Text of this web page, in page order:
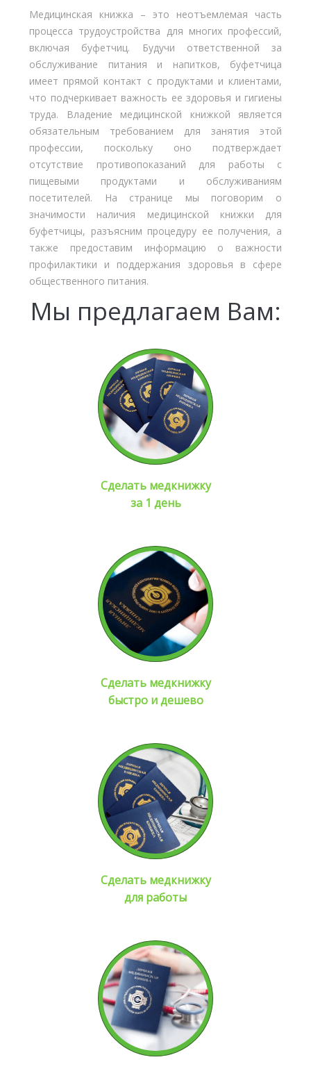
Медицинская книжка – это неотъемлемая часть
процесса трудоустройства для многих профессий,
включая буфетчиц. Будучи ответственной за
обслуживание питания и напитков, буфетчица
имеет прямой контакт с продуктами и клиентами,
что подчеркивает важность ее здоровья и гигиены
труда. Владение медицинской книжкой является
обязательным требованием для занятия этой
профессии, поскольку оно подтверждает
отсутствие противопоказаний для работы с
пищевыми продуктами и обслуживаниям
посетителей. На странице мы поговорим о
значимости наличия медицинской книжки для
буфетчицы, разъясним процедуру ее получения, а
также предоставим информацию о важности
профилактики и поддержания здоровья в сфере
общественного питания.
Мы предлагаем Вам:
Сделать медкнижку
за 1 день
Сделать медкнижку
быстро и дешево
Сделать медкнижку
для работы